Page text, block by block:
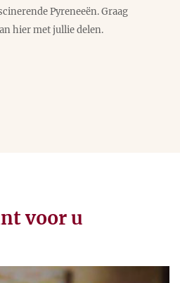
Pyreneeën. Graag
hier met jullie delen.
voor u